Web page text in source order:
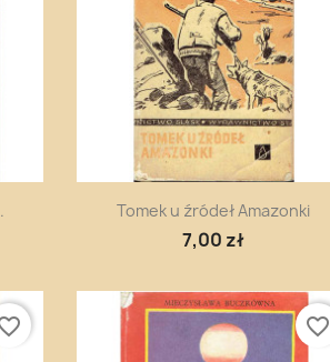
Szybki podgląd
Tomek u źródeł Amazonki
7,00 zł
favorite_border